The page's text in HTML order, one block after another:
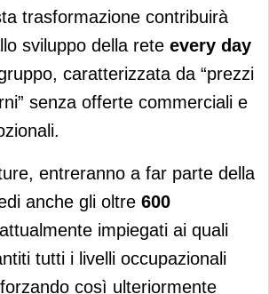
trasformazione contribuirà
sviluppo della rete every day
caratterizzata da “prezzi
senza offerte commerciali e
entreranno a far parte della
anche gli oltre 600
attualmente impiegati ai quali
tutti i livelli occupazionali
così ulteriormente